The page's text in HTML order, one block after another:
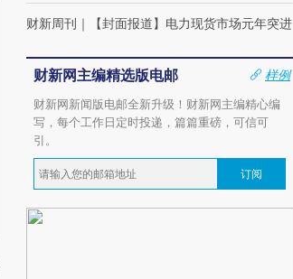
财新周刊 ｜ 【封面报道】电力现货市场元年突进
财新网主编精选版电邮
样例
财新网新闻版电邮全新升级！财新网主编精心编
写，每个工作日定时投递，篇篇重磅，可信可
引。
订阅